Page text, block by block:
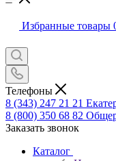
Избранные товары
Телефоны
8 (343) 247 21 21
8 (800) 350 68 82
Заказать звонок
Каталог